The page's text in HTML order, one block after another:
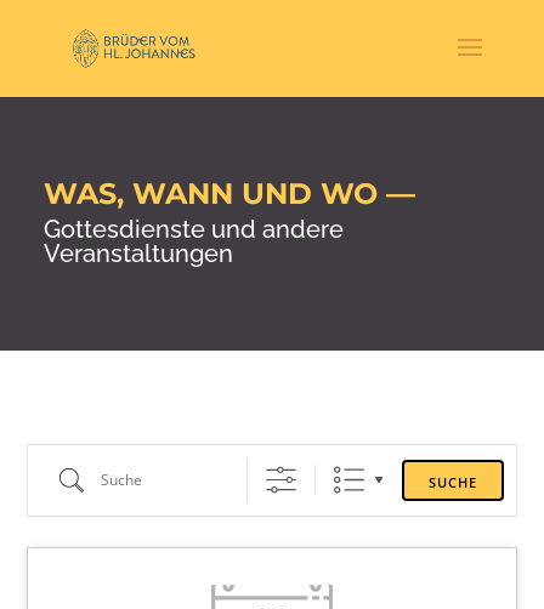
WAS, WANN UND WO —
Gottesdienste und andere
Veranstaltungen
Suche
SUCHE